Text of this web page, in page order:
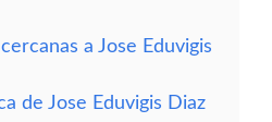
a Jose Eduvigis
de Jose Eduvigis Diaz